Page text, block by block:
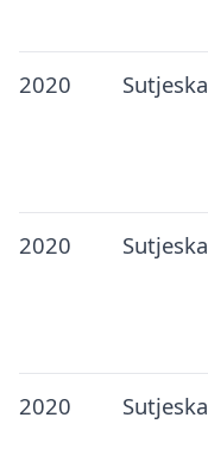
2020 Sutjeska
2020 Sutjeska
2020 Sutjeska